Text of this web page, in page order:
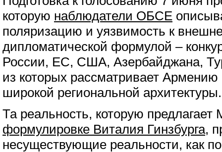
которую наблюдатели ОБСЕ
поляризацию и уязвимость к
дипломатической формулой –
России, ЕС, США, Азербайджана,
из которых рассматривает Армению
широкой региональной архитектуры.
Та реальность, которую предлагает
формулировке Виталия Гинзбурга,
несуществующие реальности, как